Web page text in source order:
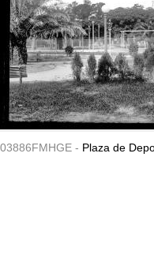
03886FMHGE - Plaza de